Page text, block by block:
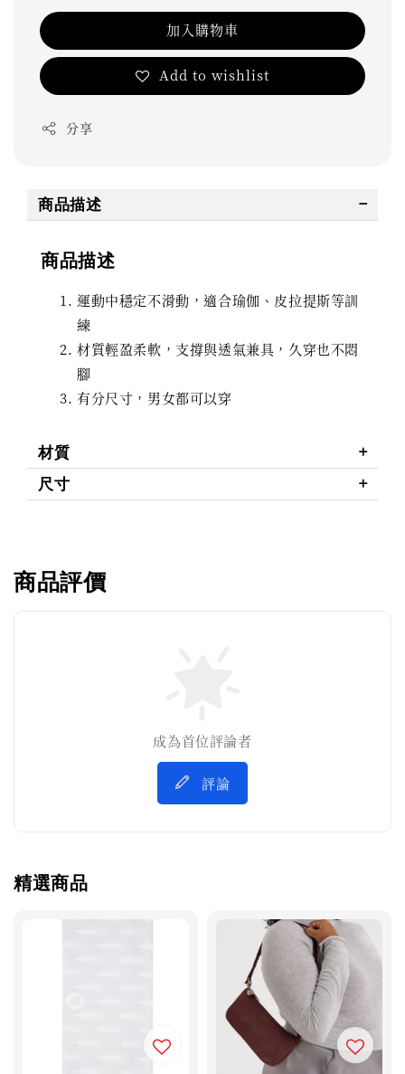
加入購物車
Add to wishlist
分享
商品描述
商品描述
運動中穩定不滑動，適合瑜伽、皮拉提斯等訓
練
材質輕盈柔軟，支撐與透氣兼具，久穿也不悶
腳
有分尺寸，男女都可以穿
材質
尺寸
商品評價
成為首位評論者
評論
精選商品